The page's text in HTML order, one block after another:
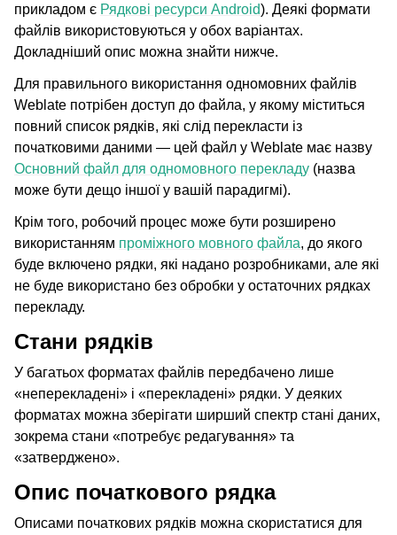
прикладом є Рядкові ресурси Android). Деякі формати
файлів використовуються у обох варіантах.
Докладніший опис можна знайти нижче.
Для правильного використання одномовних файлів
Weblate потрібен доступ до файла, у якому міститься
повний список рядків, які слід перекласти із
початковими даними — цей файл у Weblate має назву
Основний файл для одномовного перекладу (назва
може бути дещо іншої у вашій парадигмі).
Крім того, робочий процес може бути розширено
використанням проміжного мовного файла, до якого
буде включено рядки, які надано розробниками, але які
не буде використано без обробки у остаточних рядках
перекладу.
Стани рядків
У багатьох форматах файлів передбачено лише
«неперекладені» і «перекладені» рядки. У деяких
форматах можна зберігати ширший спектр стані даних,
зокрема стани «потребує редагування» та
«затверджено».
Опис початкового рядка
Описами початкових рядків можна скористатися для